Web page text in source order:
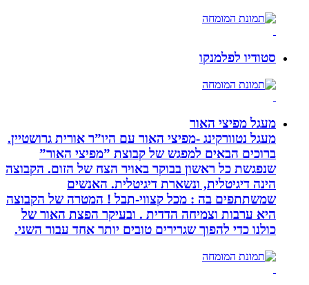
סטודיו לפלמנקו
מעגל מפיצי האור
מעגל נטוורקינג -מפיצי האור עם היו”ר אורית גרושטיין.
ברוכים הבאים למפגש של קבוצת ”מפיצי האור”
שנפגשת כל ראשון בבוקר באויר הצח של הזום. הקבוצה
הינה דיגיטלית, ונשארת דיגיטלית. האנשים
שמשתתפים בה : מכל קצווי-תבל ! המטרה של הקבוצה
היא ערבות וצמיחה הדדית . ובעיקר הפצת האור של
כולנו כדי להפוך שגרירים טובים יותר אחד עבור השני.